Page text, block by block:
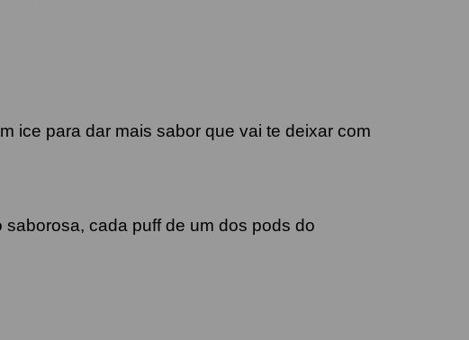
ice para dar mais sabor que vai te deixar com
cada puff de um dos pods do